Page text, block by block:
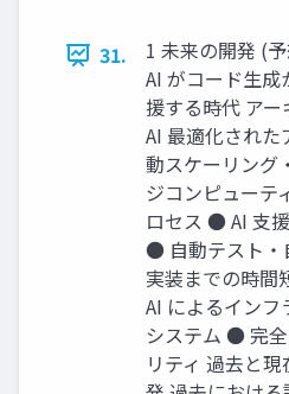
31.
1 未来の開発 (
AI がコード生
援する時代 ア
AI 最適化され
動スケーリング
ジコンピューテ
ロセス ● AI 支
● 自動テスト・
実装までの時
AI によるイン
システム ● 完
リティ 過去と